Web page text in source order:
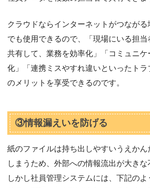
クラウドならインターネットがつながる
でも使用できるので、「現場にいる担当
共有して、業務を効率化」「コミュニケ
化」「連携ミスやすれ違いといったト
のメリットを享受できるのです。
③情報漏えいを防げる
紙のファイルは持ち出しやすいうえかん
しまうため、外部への情報流出が大きな
しかし社員管理システムには、下記のよ